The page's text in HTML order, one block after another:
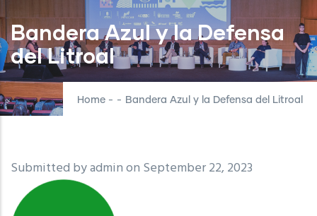
Bandera Azul y la Defensa
del Litroal
Home - - Bandera Azul y la Defensa del Litroal
Submitted byadminon September 22, 2023